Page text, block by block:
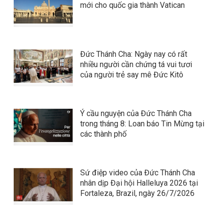
mới cho quốc gia thành Vatican
Đức Thánh Cha: Ngày nay có rất
nhiều người cần chứng tá vui tươi
của người trẻ say mê Đức Kitô
Ý cầu nguyện của Đức Thánh Cha
trong tháng 8: Loan báo Tin Mừng tại
các thành phố
Sứ điệp video của Đức Thánh Cha
nhân dịp Đại hội Halleluya 2026 tại
Fortaleza, Brazil, ngày 26/7/2026